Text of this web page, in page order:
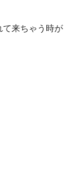
て来ちゃう時が